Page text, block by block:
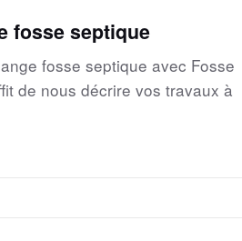
fosse septique
fosse septique avec Fosse
de nous décrire vos travaux à